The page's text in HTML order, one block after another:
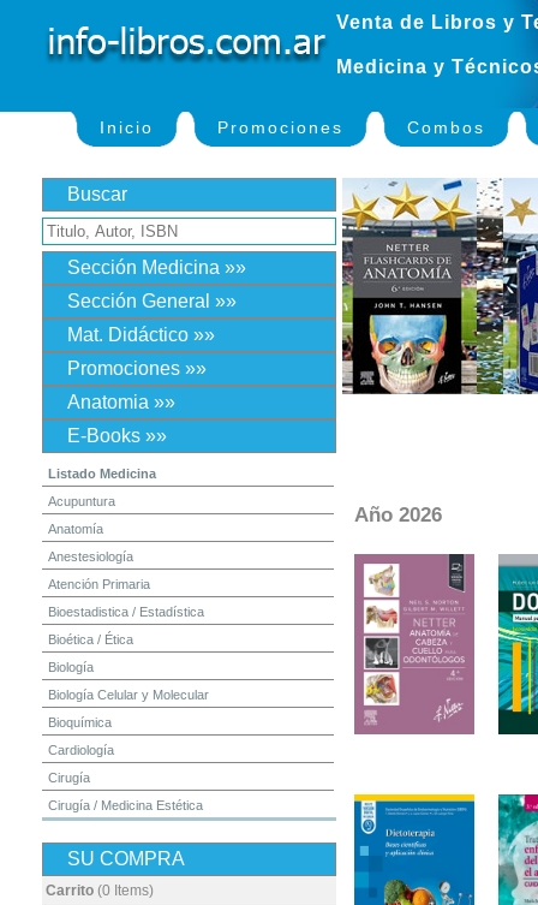
Venta de Libros y
Medicina y
Inicio Promociones Combos
Buscar
Sección Medicina »»
Sección General »»
Mat. Didáctico »»
Promociones »»
Anatomia »»
E-Books »»
Listado Medicina
Acupuntura
Anatomía
Anestesiología
Atención Primaria
Bioestadistica / Estadística
Bioética / Ética
Biología
Biología Celular y Molecular
Bioquímica
Cardiología
Cirugía
Cirugía / Medicina Estética
Dermatología
Diagnóstico por Imagen / Radiología
SU COMPRA
Carrito (0 Items)
Año 2026